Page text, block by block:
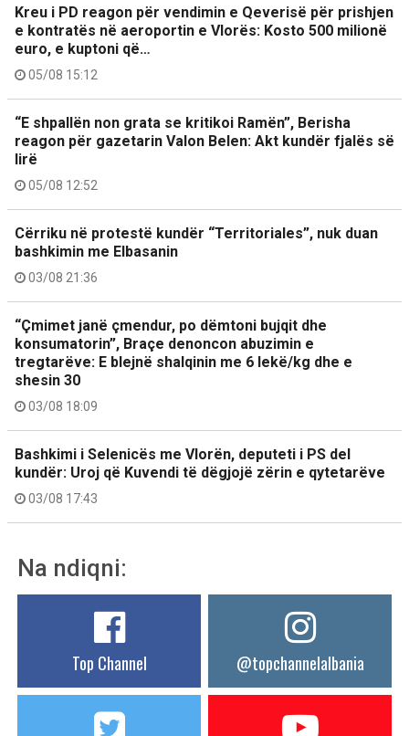
Kreu i PD reagon për vendimin e Qeverisë për prishjen
e kontratës në aeroportin e Vlorës: Kosto 500 milionë
euro, e kuptoni që…
05/08 15:12
“E shpallën non grata se kritikoi Ramën”, Berisha
reagon për gazetarin Valon Belen: Akt kundër fjalës së
lirë
05/08 12:52
Cërriku në protestë kundër “Territoriales”, nuk duan
bashkimin me Elbasanin
03/08 21:36
“Çmimet janë çmendur, po dëmtoni bujqit dhe
konsumatorin”, Braçe denoncon abuzimin e
tregtarëve: E blejnë shalqinin me 6 lekë/kg dhe e
shesin 30
03/08 18:09
Bashkimi i Selenicës me Vlorën, deputeti i PS del
kundër: Uroj që Kuvendi të dëgjojë zërin e qytetarëve
03/08 17:43
Na ndiqni:
Top Channel @topchannelalbania